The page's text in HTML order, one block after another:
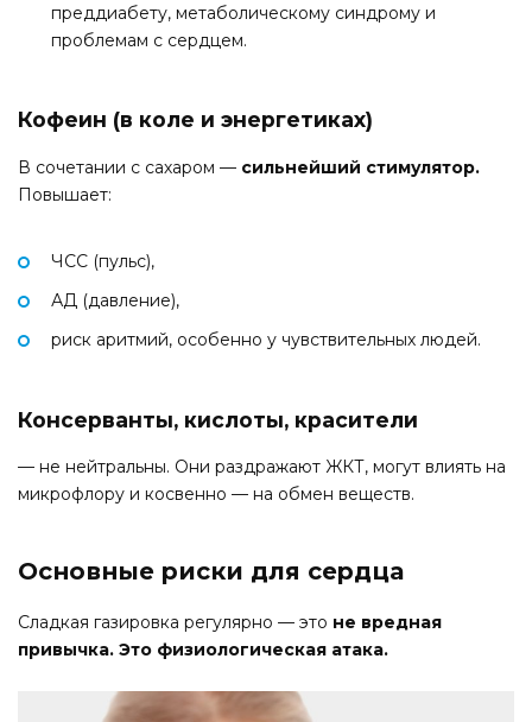
преддиабету, метаболическому синдрому и
проблемам с сердцем.
Кофеин (в коле и энергетиках)
В сочетании с сахаром — сильнейший стимулятор.
Повышает:
ЧСС (пульс),
АД (давление),
риск аритмий, особенно у чувствительных людей.
Консерванты, кислоты, красители
— не нейтральны. Они раздражают ЖКТ, могут влиять на
микрофлору и косвенно — на обмен веществ.
Основные риски для сердца
Сладкая газировка регулярно — это не вредная
привычка. Это физиологическая атака.